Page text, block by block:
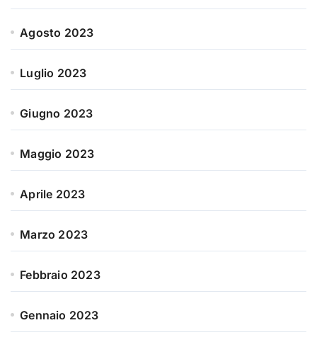
Agosto 2023
Luglio 2023
Giugno 2023
Maggio 2023
Aprile 2023
Marzo 2023
Febbraio 2023
Gennaio 2023